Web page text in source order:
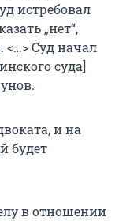
истребовал
„нет“,
<…> Суд начал
суда]
и на
будет
в отношении